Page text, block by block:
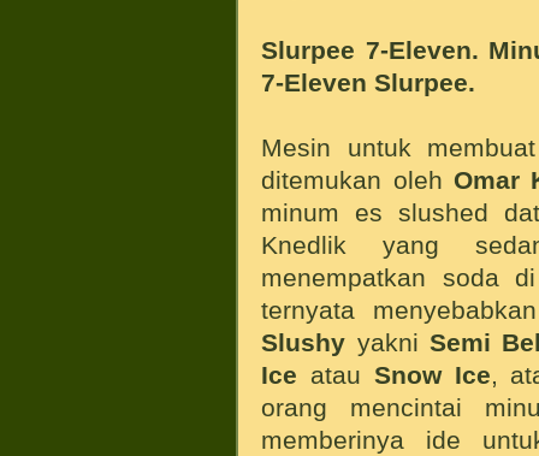
Slurpee 7-Eleven.
7-Eleven Slurpee.
Mesin untuk
ditemukan oleh Omar
minum es slushed
Knedlik yang
menempatkan soda
ternyata
Slushy yakni Semi
Ice atau Snow Ice ,
orang mencintai
memberinya ide